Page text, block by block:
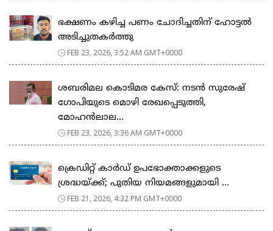
ഭക്ഷണം കഴിച്ച പണം ചോദിച്ചതിന് ഹോട്ടൽ
അടിച്ചുതകർത്തു
FEB 23, 2026, 3:52 AM GMT+0000
ശബരിമല കൊടിമര കേസ്: നടൻ സുരേഷ്
ഗോപിയുടെ മൊഴി രേഖപ്പെടുത്തി,
മോഹൻലാല...
FEB 23, 2026, 3:36 AM GMT+0000
ക്രെഡിറ്റ് കാർഡ് ഉപഭോക്താക്കളുടെ
ശ്രദ്ധയ്ക്ക്; പുതിയ നിയമങ്ങളുമായി ...
FEB 21, 2026, 4:32 PM GMT+0000